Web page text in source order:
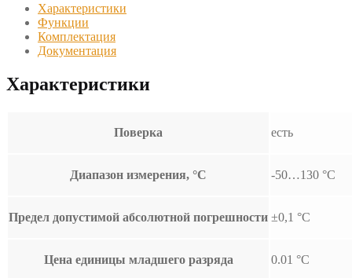
Характеристики
Функции
Комплектация
Документация
Характеристики
Поверка есть
Диапазон измерения, °C -50…130 °С
Предел допустимой абсолютной погрешности ±0,1 °С
Цена единицы младшего разряда 0.01 °С